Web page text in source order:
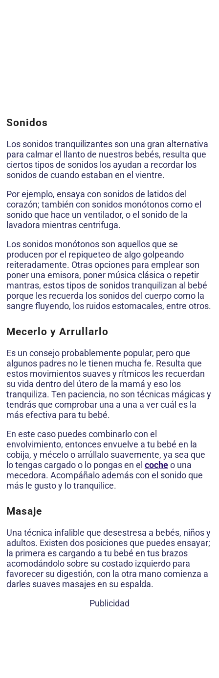
Sonidos
Los sonidos tranquilizantes son una gran alternativa
para calmar el llanto de nuestros bebés, resulta que
ciertos tipos de sonidos los ayudan a recordar los
sonidos de cuando estaban en el vientre.
Por ejemplo, ensaya con sonidos de latidos del
corazón; también con sonidos monótonos como el
sonido que hace un ventilador, o el sonido de la
lavadora mientras centrifuga.
Los sonidos monótonos son aquellos que se
producen por el repiqueteo de algo golpeando
reiteradamente. Otras opciones para emplear son
poner una emisora, poner música clásica o repetir
mantras, estos tipos de sonidos tranquilizan al bebé
porque les recuerda los sonidos del cuerpo como la
sangre fluyendo, los ruidos estomacales, entre otros.
Mecerlo y Arrullarlo
Es un consejo probablemente popular, pero que
algunos padres no le tienen mucha fe. Resulta que
estos movimientos suaves y rítmicos les recuerdan
su vida dentro del útero de la mamá y eso los
tranquiliza. Ten paciencia, no son técnicas mágicas y
tendrás que comprobar una a una a ver cuál es la
más efectiva para tu bebé.
En este caso puedes combinarlo con el
envolvimiento, entonces envuelve a tu bebé en la
cobija, y mécelo o arrúllalo suavemente, ya sea que
lo tengas cargado o lo pongas en el cocheo una
mecedora. Acompáñalo además con el sonido que
más le gusto y lo tranquilice.
Masaje
Una técnica infalible que desestresa a bebés, niños y
adultos. Existen dos posiciones que puedes ensayar;
la primera es cargando a tu bebé en tus brazos
acomodándolo sobre su costado izquierdo para
favorecer su digestión, con la otra mano comienza a
darles suaves masajes en su espalda.
Publicidad